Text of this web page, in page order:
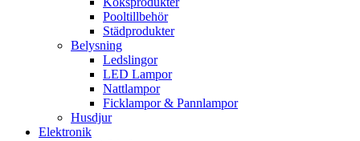
Pooltillbehör
Städprodukter
Belysning
Ledslingor
LED Lampor
Nattlampor
Ficklampor & Pannlampor
Husdjur
Elektronik